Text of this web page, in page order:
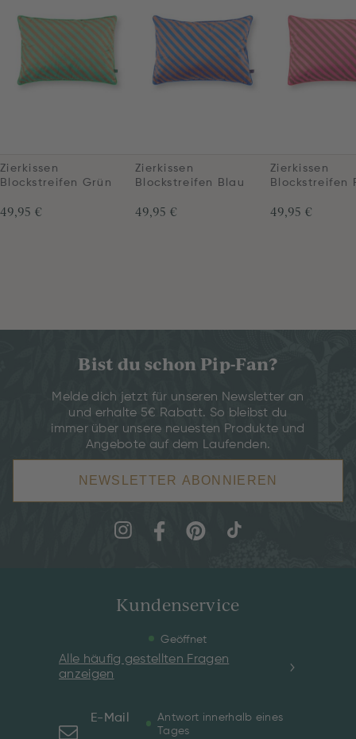
Zierkissen
Blockstreifen Grün
49,95 €
Zierkissen
Blockstreifen Blau
49,95 €
Zierkissen
Blockstreifen
49,95 €
Bist du schon Pip-Fan?
Melde dich jetzt für unseren Newsletter an
und erhalte 5€ Rabatt. So bleibst du
immer über unsere neuesten Produkte und
Angebote auf dem Laufenden.
NEWSLETTER ABONNIEREN
Kundenservice
Geöffnet
Alle häufig gestellten Fragen
anzeigen
E-Mail
Antwort innerhalb eines
Tages